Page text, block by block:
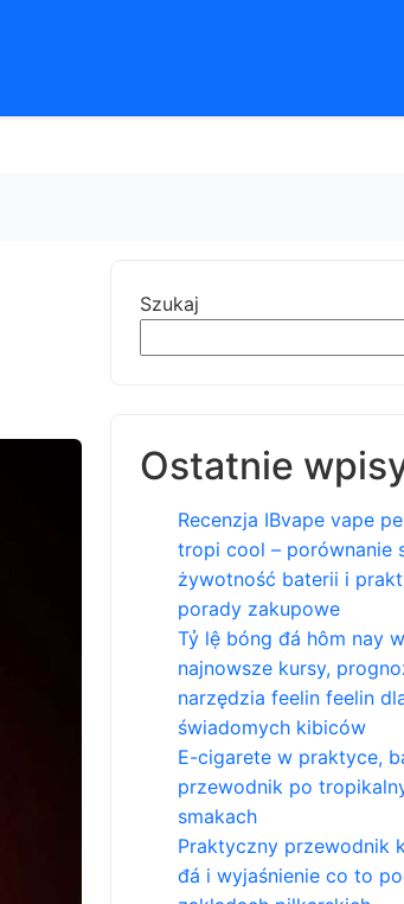
Szukaj
Ostatnie
Recenzja IBvape vape
tropi cool – porównanie
żywotność baterii i
porady zakupowe
Tỷ lệ bóng đá hôm nay
najnowsze kursy,
narzędzia feelin feelin
świadomych kibiców
E-cigarete w praktyce,
przewodnik po
smakach
Praktyczny przewodnik
đá i wyjaśnienie co to